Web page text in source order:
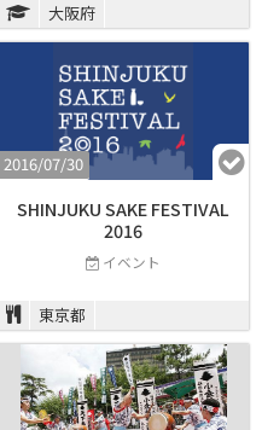
大阪府
2016/07/30
SHINJUKU SAKE FESTIVAL
2016
イベント
東京都